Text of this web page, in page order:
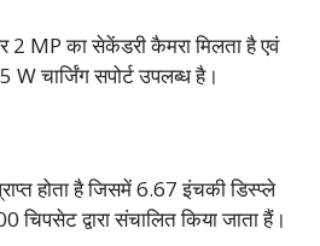
2 MP का सेकेंडरी कैमरा मिलता है एवं
चार्जिंग सपोर्ट उपलब्ध है।
होता है जिसमें 6.67 इंचकी डिस्प्ले
द्वारा संचालित किया जाता हैं।